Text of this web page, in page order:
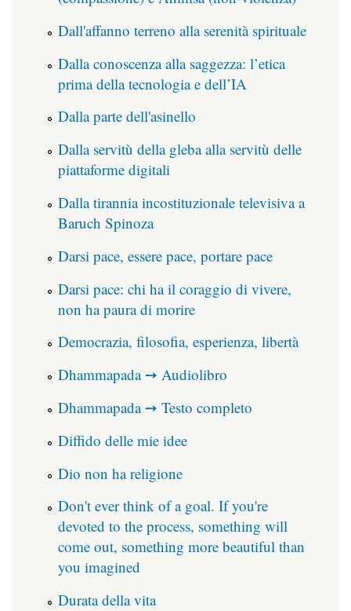
Dall'affanno terreno alla serenità spirituale
Dalla conoscenza alla saggezza: l’etica
prima della tecnologia e dell’IA
Dalla parte dell'asinello
Dalla servitù della gleba alla servitù delle
piattaforme digitali
Dalla tirannia incostituzionale televisiva a
Baruch Spinoza
Darsi pace, essere pace, portare pace
Darsi pace: chi ha il coraggio di vivere,
non ha paura di morire
Democrazia, filosofia, esperienza, libertà
Dhammapada ➙ Audiolibro
Dhammapada ➙ Testo completo
Diffido delle mie idee
Dio non ha religione
Don't ever think of a goal. If you're
devoted to the process, something will
come out, something more beautiful than
you imagined
Durata della vita